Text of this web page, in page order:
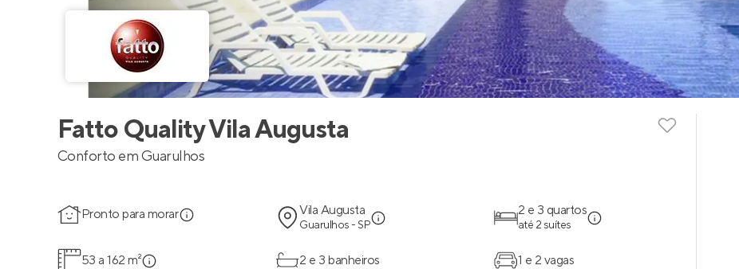
Fatto Quality Vila Augusta
Conforto em Guarulhos
Pronto para morar Vila Augusta
Guarulhos - SP
2 e 3 quartos
até 2 suítes
53 a 162 m² 2 e 3 banheiros 1 e 2 vagas